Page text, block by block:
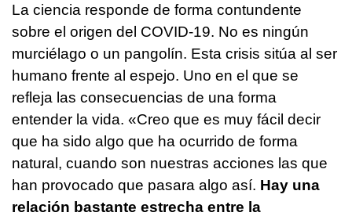
La ciencia responde de forma contundente
sobre el origen del COVID-19. No es ningún
murciélago o un pangolín. Esta crisis sitúa al ser
humano frente al espejo. Uno en el que se
refleja las consecuencias de una forma
entender la vida. «Creo que es muy fácil decir
que ha sido algo que ha ocurrido de forma
natural, cuando son nuestras acciones las que
han provocado que pasara algo así. Hay una
relación bastante estrecha entre la